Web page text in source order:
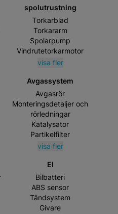
spolutrustning
Torkarblad
Torkararm
Spolarpump
Vindrutetorkarmotor
visa fler
Avgassystem
Avgasrör
Monteringsdetaljer och
rörledningar
Katalysator
Partikelfilter
visa fler
El
Bilbatteri
ABS sensor
Tändsystem
Givare